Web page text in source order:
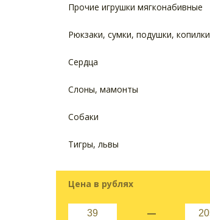
Прочие игрушки мягконабивные
Рюкзаки, сумки, подушки, копилки
Сердца
Слоны, мамонты
Собаки
Тигры, львы
Цена в рублях